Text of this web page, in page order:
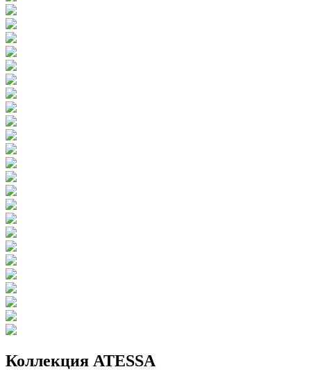
Коллекция ATESSA